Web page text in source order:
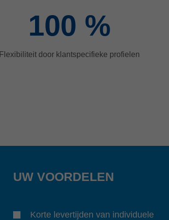
100 %
Flexibiliteit door klantspecifieke profielen
UW VOORDELEN
Korte levertijden van individuele